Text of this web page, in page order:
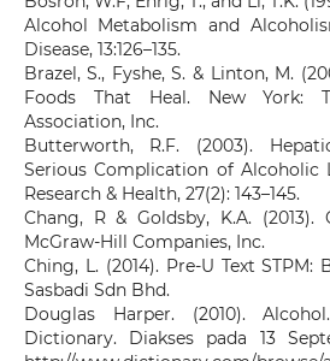
Alcohol Metabolism and
Disease, 13:126–135.
Brazel, S., Fyshe, S. & Linton, M.
Foods That Heal. New York:
Association, Inc.
Butterworth, R.F. (2003).
Serious Complication of Alcoholic
Research & Health, 27(2): 143–145.
Chang, R & Goldsby, K.A. (2013).
McGraw-Hill Companies, Inc.
Ching, L. (2014). Pre-U Text STPM:
Sasbadi Sdn Bhd.
Douglas Harper. (2010).
Dictionary. Diakses pada 13